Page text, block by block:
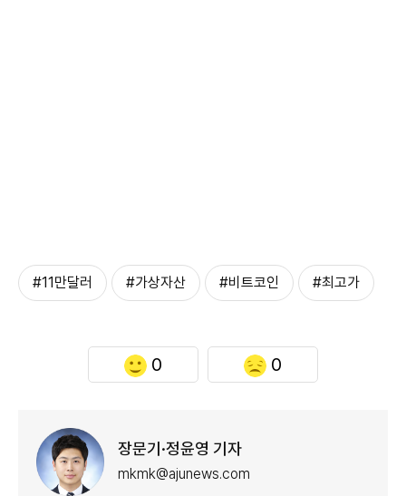
#11만달러 #가상자산 #비트코인 #최고가
0 0
장문기·정윤영 기자
mkmk@ajunews.com